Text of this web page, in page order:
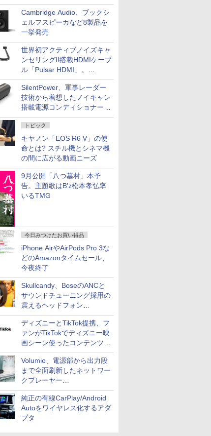
NISHIKIで統一。400万円
Cambridge Audio、ブックシ
ェルフスピーカなど8製品を
一挙発売
世界初アクティブノイズキャ
ンセリングII搭載HDMIケーブ
ル「Pulsar HDMI」。
SilentPowerから
SilentPower、軍事レーダー
技術から着想したノイキャン
搭載電源コンディショナー
「AC iPurifier2」
トピック
キヤノン「EOS R6 V」の使
命とは? スチル機とシネマ機
の間に広がる動画ニーズ
9月公開「八つ墓村」本予
告。主題歌はB'z松本孝弘率
いるTMG
今日みつけたお買い得品
iPhone AirやAirPods Pro 3な
どのAmazonタイムセール、
今夜終了
Skullcandy、BoseのANCと
サウンドチューニング採用の
震えるヘッドフォン
「Crusher 1080 ANC」
ディズニーとTikTok提携、フ
ァンがTikTokでディズニー映
画シーン使ったコンテンツ制
作、Disney+にも配信
Volumio、電源部から出力段
まで全面刷新したネットワー
クプレーヤー
「Primo（2026）」
純正の有線CarPlay/Android
Autoをワイヤレス化するアダ
プタ